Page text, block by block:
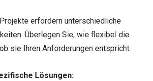
erfordern unterschiedliche
Überlegen Sie, wie flexibel die
sie Ihren Anforderungen entspricht.
Lösungen: